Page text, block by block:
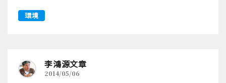
環境
李鴻源文章
2014/05/06